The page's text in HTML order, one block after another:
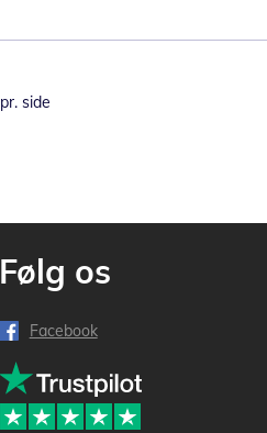
pr. side
Følg os
Facebook